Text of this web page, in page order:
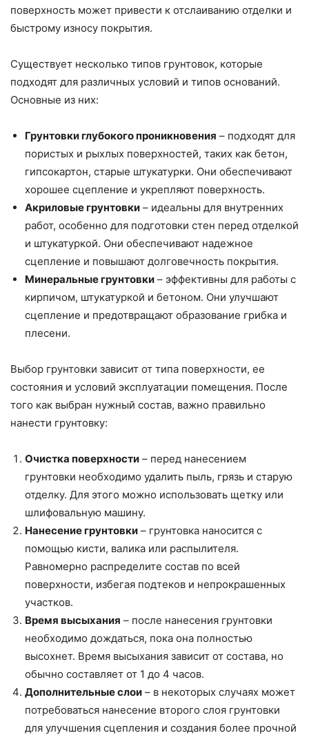
поверхность может привести к отслаиванию отделки и
быстрому износу покрытия.
Существует несколько типов грунтовок, которые
подходят для различных условий и типов оснований.
Основные из них:
Грунтовки глубокого проникновения – подходят для
пористых и рыхлых поверхностей, таких как бетон,
гипсокартон, старые штукатурки. Они обеспечивают
хорошее сцепление и укрепляют поверхность.
Акриловые грунтовки – идеальны для внутренних
работ, особенно для подготовки стен перед отделкой
и штукатуркой. Они обеспечивают надежное
сцепление и повышают долговечность покрытия.
Минеральные грунтовки – эффективны для работы с
кирпичом, штукатуркой и бетоном. Они улучшают
сцепление и предотвращают образование грибка и
плесени.
Выбор грунтовки зависит от типа поверхности, ее
состояния и условий эксплуатации помещения. После
того как выбран нужный состав, важно правильно
нанести грунтовку:
Очистка поверхности – перед нанесением
грунтовки необходимо удалить пыль, грязь и старую
отделку. Для этого можно использовать щетку или
шлифовальную машину.
Нанесение грунтовки – грунтовка наносится с
помощью кисти, валика или распылителя.
Равномерно распределите состав по всей
поверхности, избегая подтеков и непрокрашенных
участков.
Время высыхания – после нанесения грунтовки
необходимо дождаться, пока она полностью
высохнет. Время высыхания зависит от состава, но
обычно составляет от 1 до 4 часов.
Дополнительные слои – в некоторых случаях может
потребоваться нанесение второго слоя грунтовки
для улучшения сцепления и создания более прочной